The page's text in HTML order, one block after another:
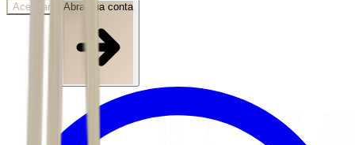
Acessar
Abra sua conta